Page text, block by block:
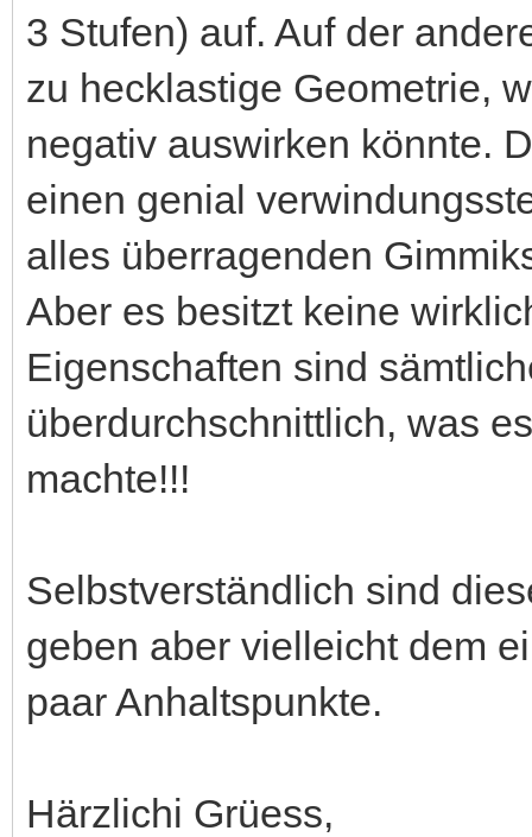
3 Stufen) auf. Auf der
zu hecklastige Geometrie,
negativ auswirken könnte.
einen genial
alles überragenden
Aber es besitzt keine
Eigenschaften sind
überdurchschnittlich, was
machte!!!
Selbstverständlich sind
geben aber vielleicht dem
paar Anhaltspunkte.
Härzlichi Grüess,